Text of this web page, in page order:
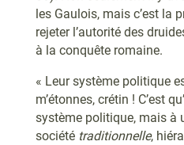
les Gaulois, mais c’est la
rejeter l’autorité des
à la conquête romaine.
« Leur système politique
m’étonnes, crétin ! C’est
système politique, mais à
société traditionnelle,